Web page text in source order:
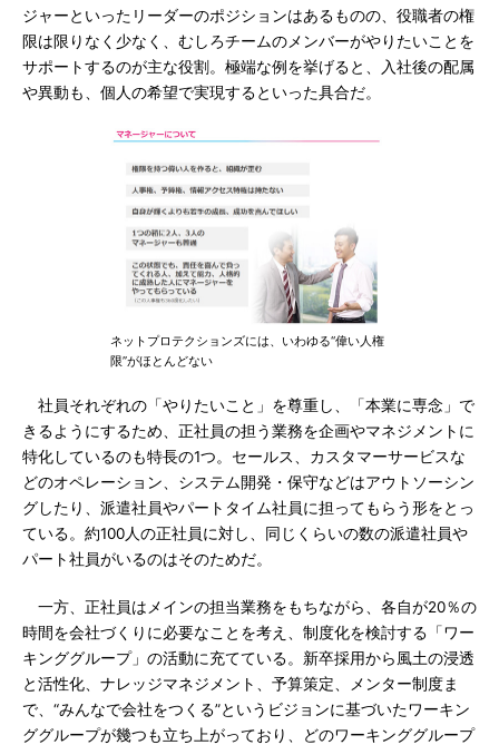
ジャーといったリーダーのポジションはあるものの、役職者の権
限は限りなく少なく、むしろチームのメンバーがやりたいことを
サポートするのが主な役割。極端な例を挙げると、入社後の配属
や異動も、個人の希望で実現するといった具合だ。
ネットプロテクションズには、いわゆる“偉い人権
限”がほとんどない
社員それぞれの「やりたいこと」を尊重し、「本業に専念」で
きるようにするため、正社員の担う業務を企画やマネジメントに
特化しているのも特長の1つ。セールス、カスタマーサービスな
どのオペレーション、システム開発・保守などはアウトソーシン
グしたり、派遣社員やパートタイム社員に担ってもらう形をとっ
ている。約100人の正社員に対し、同じくらいの数の派遣社員や
パート社員がいるのはそのためだ。
一方、正社員はメインの担当業務をもちながら、各自が20％の
時間を会社づくりに必要なことを考え、制度化を検討する「ワー
キンググループ」の活動に充てている。新卒採用から風土の浸透
と活性化、ナレッジマネジメント、予算策定、メンター制度ま
で、“みんなで会社をつくる”というビジョンに基づいたワーキン
ググループが幾つも立ち上がっており、どのワーキンググループ